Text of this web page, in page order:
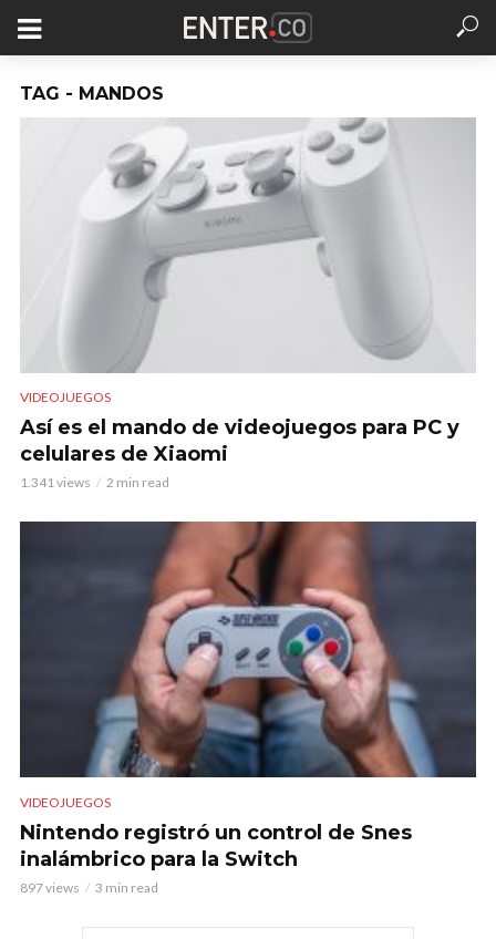
TAG - MANDOS
VIDEOJUEGOS
Así es el mando de videojuegos para PC y
celulares de Xiaomi
1.341 views 2 min read
VIDEOJUEGOS
Nintendo registró un control de Snes
inalámbrico para la Switch
897 views 3 min read